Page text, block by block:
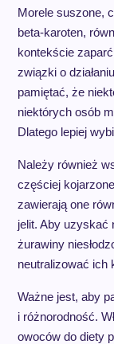
Morele suszone,
beta-karoten,
kontekście
związki o
pamiętać, że
niektórych osób
Dlatego lepiej
Należy również
częściej
zawierają one
jelit. Aby uzyskać
żurawiny
neutralizować ich
Ważne jest, aby
i różnorodność.
owoców do diety